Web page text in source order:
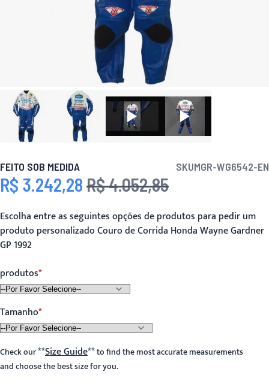
FEITO SOB MEDIDA SKUMGR-WG6542-EN
Preço Especial
R$ 3.242,28 Preço
R$ 4.052,85
Escolha entre as seguintes opções de produtos para pedir um
produto personalizado Couro de Corrida Honda Wayne Gardner
GP 1992
produtos
Tamanho
Check our**Size Guide**to find the most accurate measurements
and choose the best size for you.